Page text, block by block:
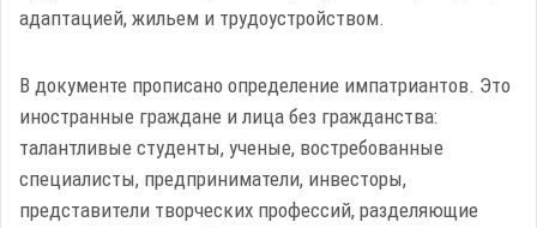
адаптацией, жильем и трудоустройством.
В документе прописано определение импатриантов. Это
иностранные граждане и лица без гражданства:
талантливые студенты, ученые, востребованные
специалисты, предприниматели, инвесторы,
представители творческих профессий, разделяющие